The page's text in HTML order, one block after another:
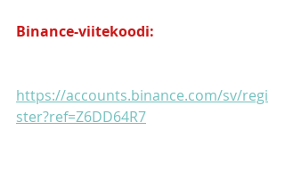
Binance-viitekoodi:
https://accounts.binance.com/sv/regi
ster?ref=Z6DD64R7